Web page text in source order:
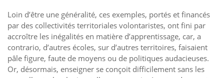
Loin d’être une généralité, ces exemples, portés et financés
par des collectivités territoriales volontaristes, ont fini par
accroître les inégalités en matière d’apprentissage, car, a
contrario, d’autres écoles, sur d’autres territoires, faisaient
pâle figure, faute de moyens ou de politiques audacieuses.
Or, désormais, enseigner se conçoit difficilement sans les